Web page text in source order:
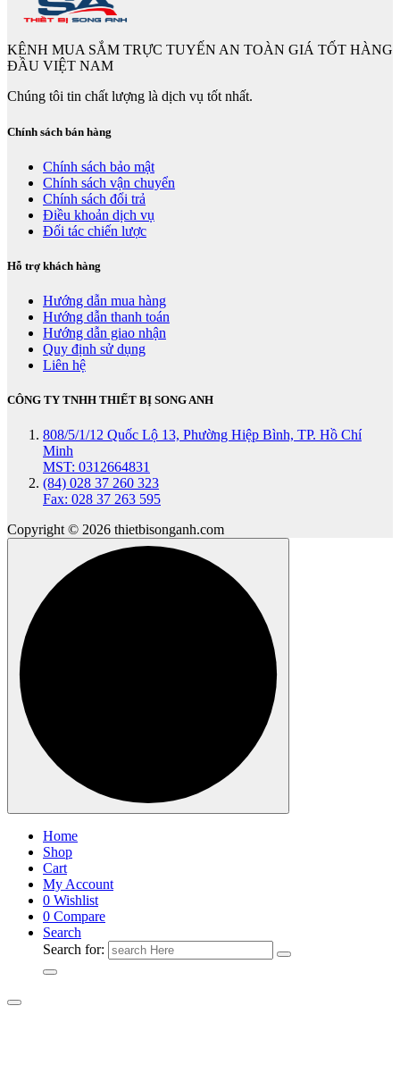
KÊNH MUA SẮM TRỰC TUYẾN AN TOÀN GIÁ TỐT HÀNG
ĐẦU VIỆT NAM
Chúng tôi tin chất lượng là dịch vụ tốt nhất.
Chính sách bán hàng
Chính sách bảo mật
Chính sách vận chuyển
Chính sách đổi trả
Điều khoản dịch vụ
Đối tác chiến lược
Hỗ trợ khách hàng
Hướng dẫn mua hàng
Hướng dẫn thanh toán
Hướng dẫn giao nhận
Quy định sử dụng
Liên hệ
CÔNG TY TNHH THIẾT BỊ SONG ANH
808/5/1/12 Quốc Lộ 13, Phường Hiệp Bình, TP. Hồ Chí
Minh
MST: 0312664831
(84) 028 37 260 323
Fax: 028 37 263 595
Copyright © 2026 thietbisonganh.com
Home
Shop
Cart
My Account
0 Wishlist
0 Compare
Search
Search for: